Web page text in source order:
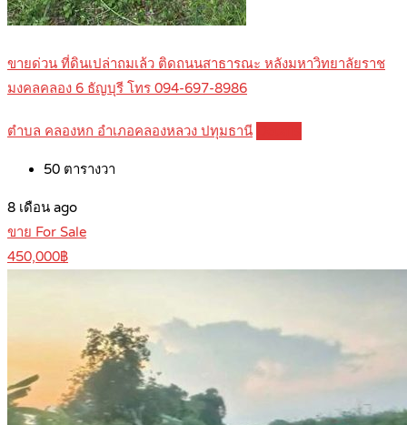
ขายด่วน ที่ดินเปล่าถมเล้ว ติดถนนสาธารณะ หลังมหาวิทยาลัยราช
มงคลคลอง 6 ธัญบุรี โทร 094-697-8986
ตำบล คลองหก อำเภอคลองหลวง ปทุมธานี
50 ตารางวา
8 เดือน ago
ขาย For Sale
450,000฿